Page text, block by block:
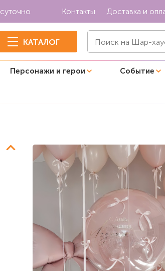
Контакты Доставка и
КАТАЛОГ
Персонажи и герои Событие